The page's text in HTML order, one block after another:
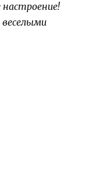
настроение!